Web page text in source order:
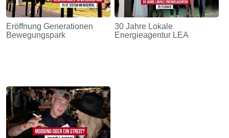
Eröffnung Generationen
Bewegungspark
30 Jahre Lokale
Energieagentur LEA